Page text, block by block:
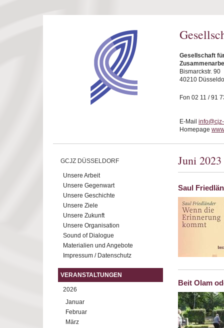
Gesellschaft
Bismarckstr. 90
40210
Fon 02 11 / 91
E-Mail
Homepage
GCJZ DÜSSELDORF
Unsere Arbeit
Unsere Gegenwart
Unsere Geschichte
Unsere Ziele
Unsere Zukunft
Unsere Organisation
Sound of Dialogue
Materialien und Angebote
Impressum / Datenschutz
VERANSTALTUNGEN
2026
Januar
Februar
März
Juni 2023
Saul
Beit Olam